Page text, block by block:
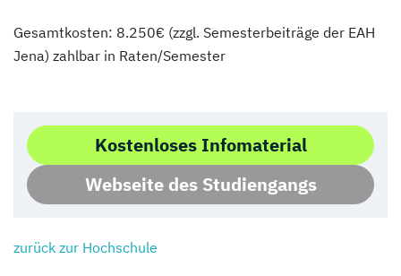
Gesamtkosten: 8.250€ (zzgl. Semesterbeiträge der EAH
Jena) zahlbar in Raten/Semester
Kostenloses Infomaterial
Webseite des Studiengangs
zurück zur Hochschule